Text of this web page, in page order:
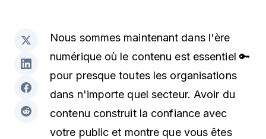
Nous sommes maintenant dans l'ère
numérique où le contenu est essentiel 🔑
pour presque toutes les organisations
dans n'importe quel secteur. Avoir du
contenu construit la confiance avec
votre public et montre que vous êtes